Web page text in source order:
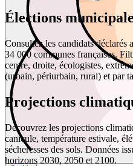
Élections
Consultez les candidats déclarés
34 000 communes françaises.
centre, droite, écologistes,
(urbain, périurbain, rural) et par
Projections
Découvrez les projections
canicule, température estivale,
sécheresses des sols. Données
horizons 2030, 2050 et 2100.